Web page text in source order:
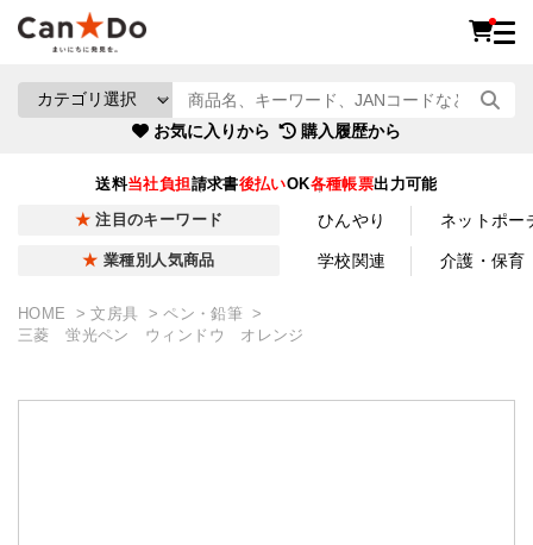
お気に入りから 購入履歴から
送料当社負担請求書後払いOK各種帳票出力可能
注目のキーワード ひんやり ネットポー
業種別人気商品 学校関連 介護・保育
HOME 文房具
ペン・鉛筆
三菱 蛍光ペン ウィンドウ オレンジ